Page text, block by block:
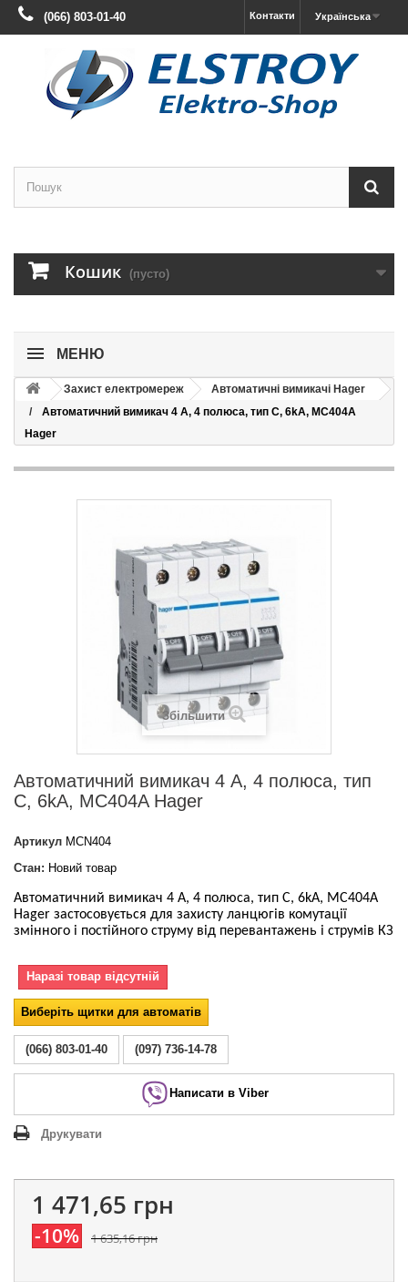
Українська
Контакти
(066) 803-01-40
Кошик (пусто)
МЕНЮ
Захист електромереж
Автоматичні вимикачі Hager
Автоматичний вимикач 4 А, 4 полюса, тип C, 6kA, MC404A
Hager
Збільшити
Автоматичний вимикач 4 А, 4 полюса, тип
C, 6kA, MC404A Hager
Артикул MCN404
Стан: Новий товар
Автоматичний вимикач 4 А, 4 полюса, тип С, 6kA, MC404A
Hager застосовується для захисту ланцюгів комутації
змінного і постійного струму від перевантажень і струмів КЗ
Наразі товар відсутній
Виберіть щитки для автоматів
(066) 803-01-40 (097) 736-14-78
Написати в Viber
Друкувати
1 471,65 грн
-10% 1 635,16 грн